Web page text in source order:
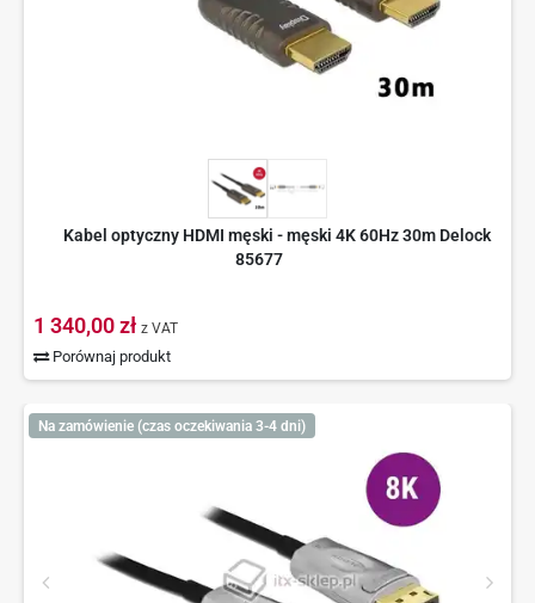
Kabel optyczny HDMI męski - męski 4K 60Hz 30m Delock
85677
1 340,00 zł z VAT
Porównaj produkt
Na zamówienie (czas oczekiwania 3-4 dni)